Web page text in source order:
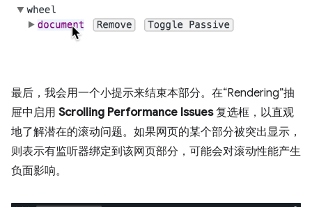
最后，我会用一个小提示来结束本部分。在“Rendering”抽
屉中启用 Scrolling Performance Issues复选框，以直观
地了解潜在的滚动问题。如果网页的某个部分被突出显示，
则表示有监听器绑定到该网页部分，可能会对滚动性能产生
负面影响。